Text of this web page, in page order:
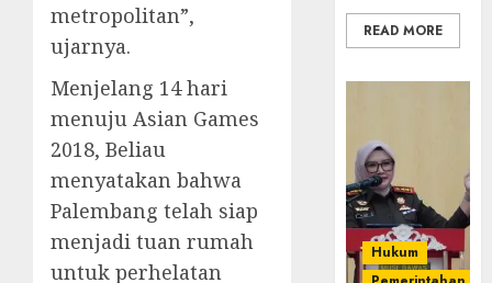
metropolitan”,
ujarnya.
Menjelang 14 hari
menuju Asian Games
2018, Beliau
menyatakan bahwa
Palembang telah siap
menjadi tuan rumah
untuk perhelatan
READ MORE
Hukum